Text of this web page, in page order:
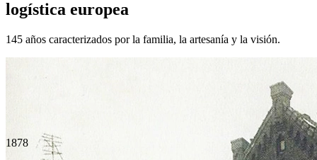
logística europea
145 años caracterizados por la familia, la artesanía y la visión.
1878